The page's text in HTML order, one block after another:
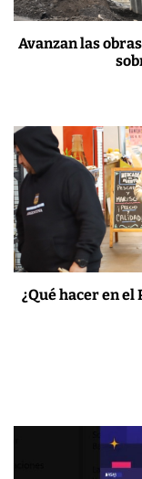
Avanzan las
¿Qué hacer en el